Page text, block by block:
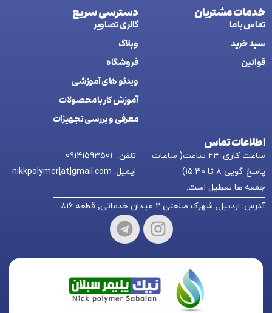
خدمات مشتریان
تماس با ما
سبد خرید
قوانین
دسترسی سریع
گالری تصاویر
وبلاگ
فروشگاه
ويدئو های آموزشی
آموزش کار با محصولات
معرفی و بررسی تجهیزات
اطلاعات تماس
ساعت کاری: ۲۴ ساعت( ساعات
پاسخ گویی ۸ تا ۱۵:۳۰)
جمعه ها تعطیل است.
تلفن: 09141593501
ایمیل: nikkpolymer[at]gmail.com
آدرس: اردبیل٬ شهرک صنعتی ۲ میدان خدماتی٬ قطعه ۸۱۶